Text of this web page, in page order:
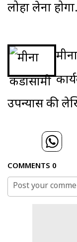
लोहा लेना होगा.
उपन्यास की
COMMENTS 0